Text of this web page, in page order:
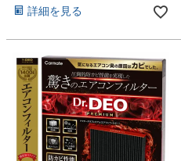
詳細を見る